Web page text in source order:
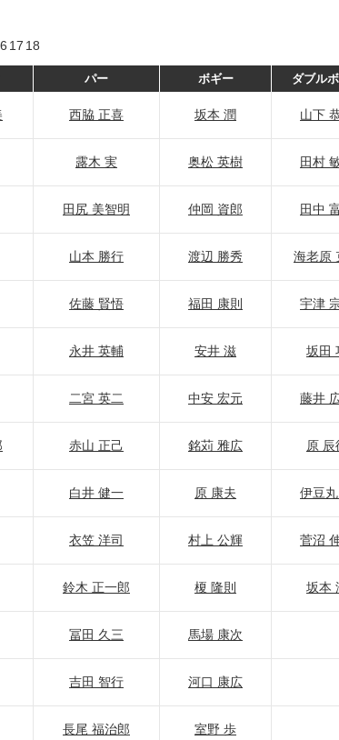
17 18
パー ボギー ダブル
西脇 正喜 坂本 潤 山下
露木 実 奥松 英樹 田村
田尻 美智明 仲岡 資郎 田中
山本 勝行 渡辺 勝秀 海老原
佐藤 賢悟 福田 康則 宇津
永井 英輔 安井 滋 坂田
二宮 英二 中安 宏元 藤井
赤山 正己 銘苅 雅広 原 辰
白井 健一 原 康夫 伊豆
衣笠 洋司 村上 公輝 菅沼
鈴木 正一郎 榎 隆則 坂本
冨田 久三 馬場 康次
吉田 智行 河口 康広
長尾 福治郎 室野 歩